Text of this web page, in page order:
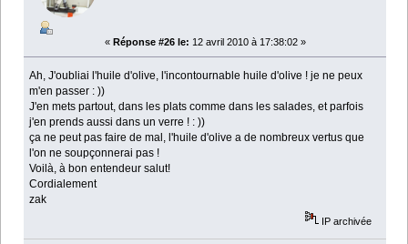
« Réponse #26 le: 12 avril 2010 à 17:38:02 »
Ah, J'oubliai l'huile d'olive, l'incontournable huile d'olive ! je ne peux
m'en passer : ))
J'en mets partout, dans les plats comme dans les salades, et parfois
j'en prends aussi dans un verre ! : ))
ça ne peut pas faire de mal, l'huile d'olive a de nombreux vertus que
l'on ne soupçonnerai pas !
Voilà, à bon entendeur salut!
Cordialement
zak
IP archivée